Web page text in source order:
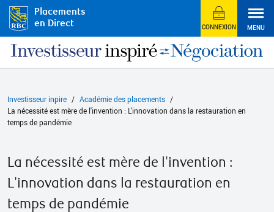
Placements
en Direct
CONNEXION MENU
Investisseur inpire
Académie des placements
La nécessité est mère de l'invention : L'innovation dans la restauration en
temps de pandémie
La nécessité est mère de l'invention :
L'innovation dans la restauration en
temps de pandémie